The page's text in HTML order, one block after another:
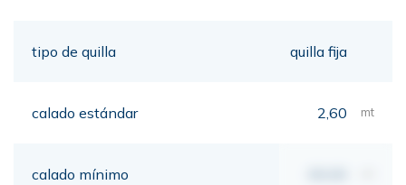
tipo de quilla quilla fija
calado estándar 2,60 mt
calado mínimo